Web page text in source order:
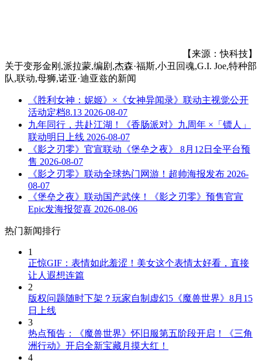
【来源：快科技】
关于变形金刚,派拉蒙,编剧,杰森·福斯,小丑回魂,G.I. Joe,特种部
队,联动,母狮,诺亚·迪亚兹的新闻
《胜利女神：妮姬》×《女神异闻录》联动主视觉公开
活动定档8.13 2026-08-07
九年同行，共赴江湖！《香肠派对》九周年 ×「镖人」
联动明日上线 2026-08-07
《影之刃零》官宣联动《堡垒之夜》 8月12日全平台预
售 2026-08-07
《影之刃零》联动全球热门网游！超帅海报发布 2026-
08-07
《堡垒之夜》联动国产武侠！《影之刃零》预售官宣
Epic发海报贺喜 2026-08-06
热门新闻排行
1
正惊GIF：表情如此羞涩！美女这个表情太好看，直接
让人遐想连篇
2
版权问题随时下架？玩家自制虚幻5《魔兽世界》8月15
日上线
3
热点预告：《魔兽世界》怀旧服第五阶段开启！《三角
洲行动》开启全新宝藏月摸大红！
4